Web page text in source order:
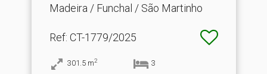
Madeira / Funchal / São Martinho
Ref: CT-1779/2025
301.5 m2 3